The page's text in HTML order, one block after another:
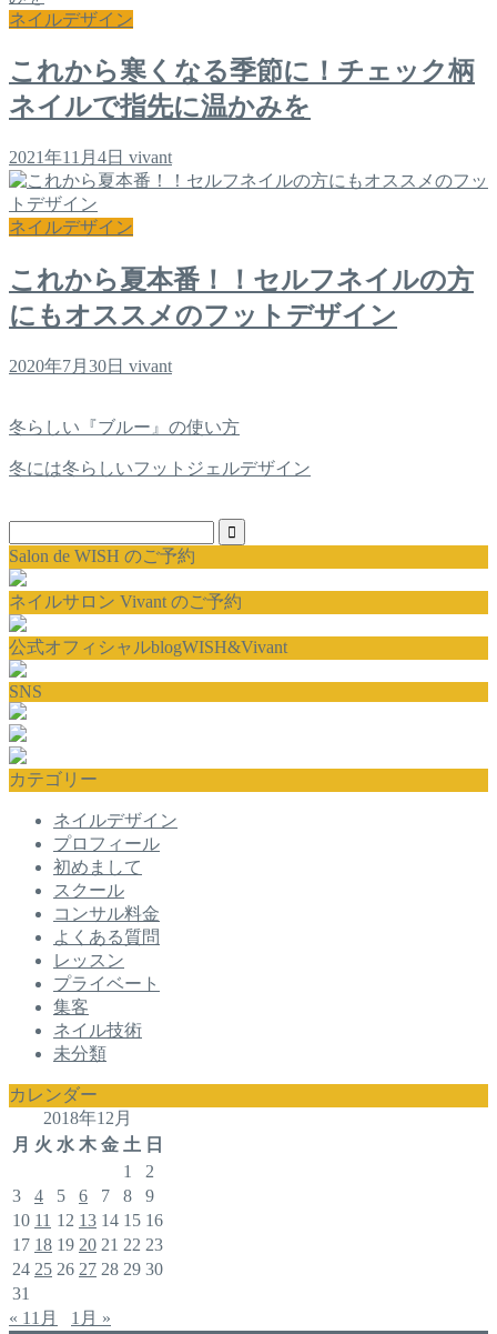
ネイルデザイン
これから寒くなる季節に！チェック柄
ネイルで指先に温かみを
2021年11月4日 vivant
ネイルデザイン
これから夏本番！！セルフネイルの方
にもオススメのフットデザイン
2020年7月30日 vivant
冬らしい『ブルー』の使い方
冬には冬らしいフットジェルデザイン
Salon de WISH のご予約
ネイルサロン Vivant のご予約
公式オフィシャルblogWISH&Vivant
SNS
カテゴリー
ネイルデザイン
プロフィール
初めまして
スクール
コンサル料金
よくある質問
レッスン
プライベート
集客
ネイル技術
未分類
カレンダー
2018年12月
月 火 水 木 金 土 日
1
2
3
4 5 6 7 8
9
10 11 12 13 14 15 16
17 18 19 20 21 22 23
24 25 26 27 28 29 30
31
« 11月
1月 »